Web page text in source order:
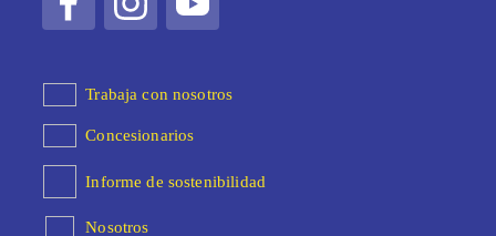
Trabaja con nosotros
Concesionarios
Informe de sostenibilidad
Nosotros